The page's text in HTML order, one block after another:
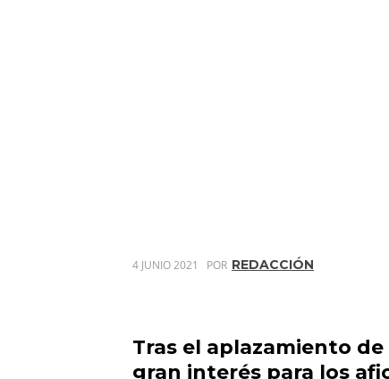
4 JUNIO 2021 POR REDACCIÓN
Tras el aplazamiento
gran interés para los